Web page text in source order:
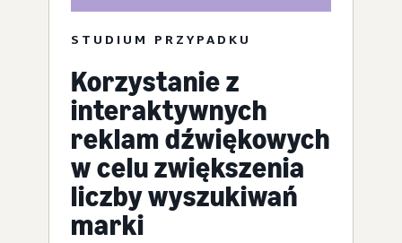
STUDIUM PRZYPADKU
Korzystanie z
interaktywnych
reklam dźwiękowych
w celu zwiększenia
liczby wyszukiwań
marki